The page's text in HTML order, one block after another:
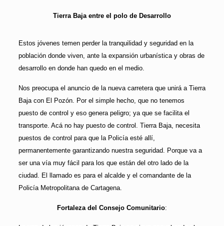
Tierra Baja entre el polo de Desarrollo
Estos jóvenes temen perder la tranquilidad y seguridad en la
población donde viven, ante la expansión urbanística y obras de
desarrollo en donde han quedo en el medio.
Nos preocupa el anuncio de la nueva carretera que unirá a Tierra
Baja con El Pozón. Por el simple hecho, que no tenemos
puesto de control y eso genera peligro; ya que se facilita el
transporte. Acá no hay puesto de control. Tierra Baja, necesita
puestos de control para que la Policía esté allí,
permanentemente garantizando nuestra seguridad. Porque va a
ser una vía muy fácil para los que están del otro lado de la
ciudad. El llamado es para el alcalde y el comandante de la
Policía Metropolitana de Cartagena.
Fortaleza del Consejo Comunitario: